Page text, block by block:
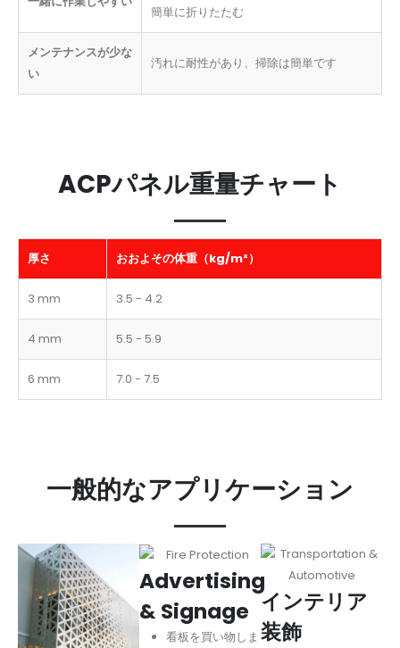
簡単に折りたたむ
メンテナンスが少な
い
汚れに耐性があり、掃除は簡単です
ACPパネル重量チャート
厚さ おおよその体重（kg/m²）
3 mm 3.5 - 4.2
4 mm 5.5 - 5.9
6 mm 7.0 - 7.5
一般的なアプリケーション
Advertising
& Signage
看板を買い物しま
インテリア
装飾